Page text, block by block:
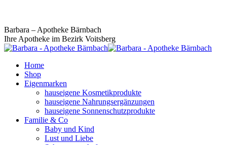
Barbara – Apotheke Bärnbach
Ihre Apotheke im Bezirk Voitsberg
Home
Shop
Eigenmarken
hauseigene Kosmetikprodukte
hauseigene Nahrungsergänzungen
hauseigene Sonnenschutzprodukte
Familie & Co
Baby und Kind
Lust und Liebe